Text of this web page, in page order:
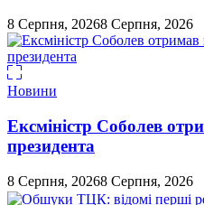
8 Серпня, 20268 Серпня, 2026
Новини
Ексміністр Соболев
президента
8 Серпня, 20268 Серпня, 2026